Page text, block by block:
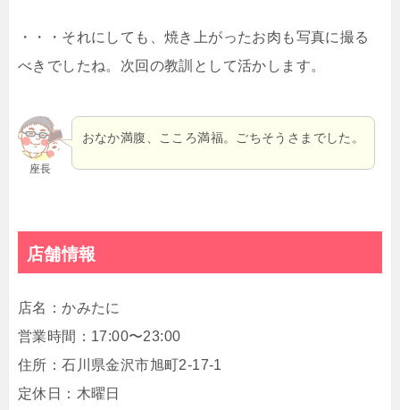
・・・それにしても、焼き上がったお肉も写真に撮る
べきでしたね。次回の教訓として活かします。
座長
おなか満腹、こころ満福。ごちそうさまでした。
店舗情報
店名：かみたに
営業時間：17:00〜23:00
住所：石川県金沢市旭町2-17-1
定休日：木曜日